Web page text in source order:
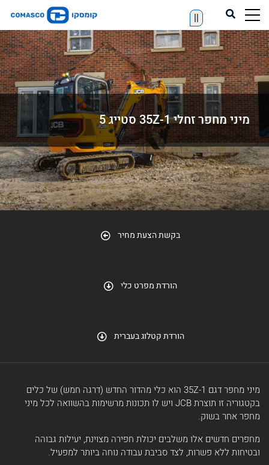
||
מיני מחפר זחלי 35Z-1 סטייג 5
בקשת הצעת מחיר
הורדת מפרט כלי
הורדת קטלוג בעברית
מיני מחפר דגם 35Z-1 הוא כלי מהדור החדש (דרגה חמש) של כלים
בקטגוריה זו תוצרת JCB ויש לו תכונות מרשימות בהשוואה לכל מיני
מחפר אחר בשוק.
מחפרים חדשים אלו משלבים יכולת חפירה מצוינת, יעילות גבוהה
ובטיחות ללא פשרות, לצד סביבת עבודה נוחה ביותר למפעיל.